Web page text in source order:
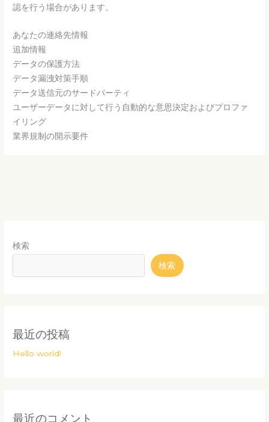
認を行う場合があります。
あなたの連絡先情報
追加情報
データの保護方法
データ漏洩対策手順
データ送信元のサードパーティ
ユーザーデータに対して行う自動的な意思決定およびプロファ
イリング
業界規制の開示要件
検索
検索
最近の投稿
Hello world!
最近のコメント